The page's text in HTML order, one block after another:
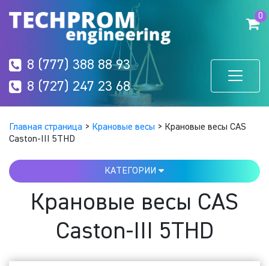
0
8 (777) 388 88 93
8 (727) 247 23 68
Главная страница > Крановые весы > Крановые весы CAS
Caston-III 5THD
КАТЕГОРИИ
Крановые весы CAS
Caston-III 5THD